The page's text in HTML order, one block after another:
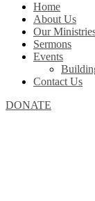
Home
About Us
Our
Sermons
Events
Contact Us
DONATE